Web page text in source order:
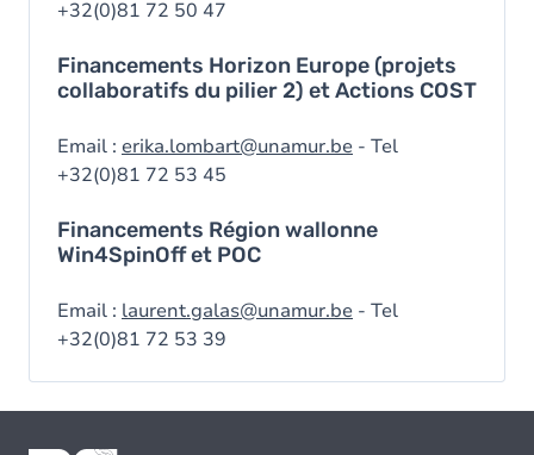
+32(0)81 72 50 47
Financements Horizon Europe (projets
collaboratifs du pilier 2) et Actions COST
Email : erika.lombart@unamur.be - Tel
+32(0)81 72 53 45
Financements Région wallonne
Win4SpinOff et POC
Email : laurent.galas@unamur.be - Tel
+32(0)81 72 53 39